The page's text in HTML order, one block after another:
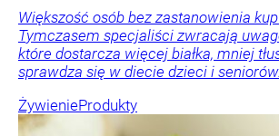
Większość osób bez zastanowienia
Tymczasem specjaliści zwracają
które dostarcza więcej białka, mniej
sprawdza się w diecie dzieci i seniorów.
ŻywienieProdukty